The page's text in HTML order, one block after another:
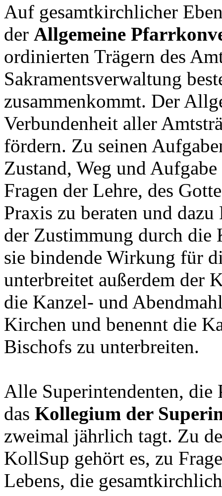
Auf gesamtkirchlicher
der Allgemeine
ordinierten Trägern des
Sakramentsverwaltung
zusammenkommt. Der
Verbundenheit aller
fördern. Zu seinen
Zustand, Weg und
Fragen der Lehre, des
Praxis zu beraten und
der Zustimmung durch die
sie bindende Wirkung für
unterbreitet außerdem der
die Kanzel- und
Kirchen und benennt die
Bischofs zu unterbreiten.
Alle Superintendenten, die
das Kollegium der
zweimal jährlich tagt. Zu
KollSup gehört es, zu
Lebens, die